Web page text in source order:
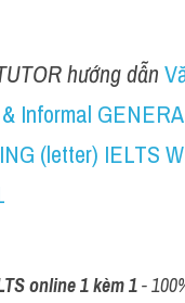
hướng dẫn
Informal
(letter) IELTS
online 1 kèm 1 -